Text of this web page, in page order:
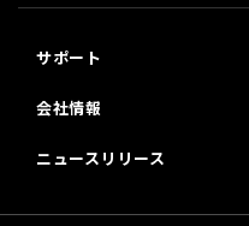
サポート
会社情報
ニュースリリース